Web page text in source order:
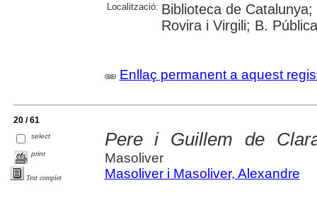
Localització: Biblioteca de
Rovira i Virgili; B.
Enllaç permanent a aquest
20 / 61
select
print
Text complet
Pere i Guillem de
Masoliver
Masoliver i Masoliver, Alexandre